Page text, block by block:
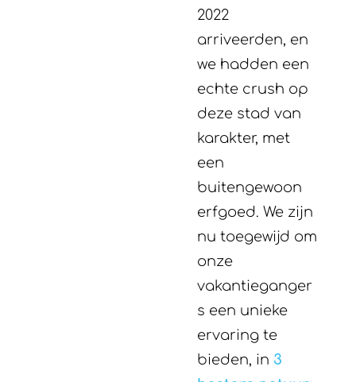
2022
arriveerden, en
we hadden een
echte crush op
deze stad van
karakter, met
een
buitengewoon
erfgoed. We zijn
nu toegewijd om
onze
vakantieganger
s een unieke
ervaring te
bieden, in 3